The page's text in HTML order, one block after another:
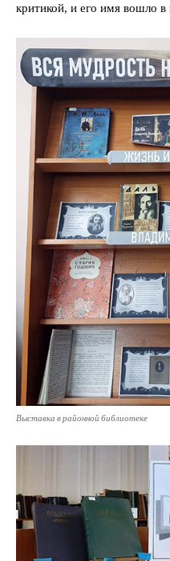
критикой, и его имя вошло
Выставка в районной библиотеке